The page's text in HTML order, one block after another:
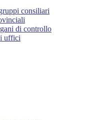
consiliari
di controllo
uffici